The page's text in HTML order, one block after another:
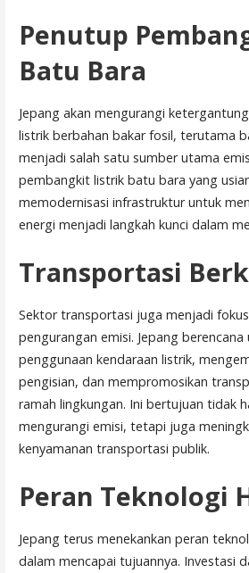
Penutup
Batu Bara
Jepang akan mengurangi
listrik berbahan bakar fosil, terutama
menjadi salah satu sumber utama
pembangkit listrik batu bara yang
memodernisasi infrastruktur untuk
energi menjadi langkah kunci dalam
Transportasi
Sektor transportasi juga menjadi
pengurangan emisi. Jepang
penggunaan kendaraan listrik,
pengisian, dan mempromosikan
ramah lingkungan. Ini bertujuan tidak
mengurangi emisi, tetapi juga
kenyamanan transportasi publik.
Peran Teknologi
Jepang terus menekankan peran
dalam mencapai tujuannya. Investasi